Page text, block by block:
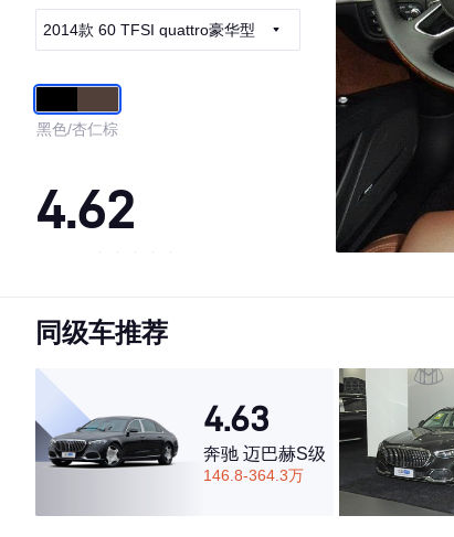
2014款 60 TFSI quattro豪华型
黑色/杏仁棕
4.62
·内饰表现一般，低于80%同级车
·空间表现一般，低于55%同级车
同级车推荐
4.63
奔驰 迈巴赫S级
146.8-364.3万